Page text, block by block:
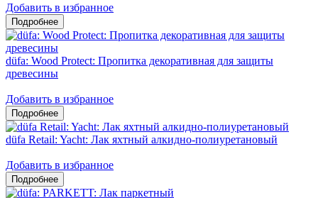
Добавить в избранное
düfa: Wood Protect: Пропитка декоративная для защиты
древесины
Добавить в избранное
düfa Retail: Yacht: Лак яхтный алкидно-полиуретановый
Добавить в избранное